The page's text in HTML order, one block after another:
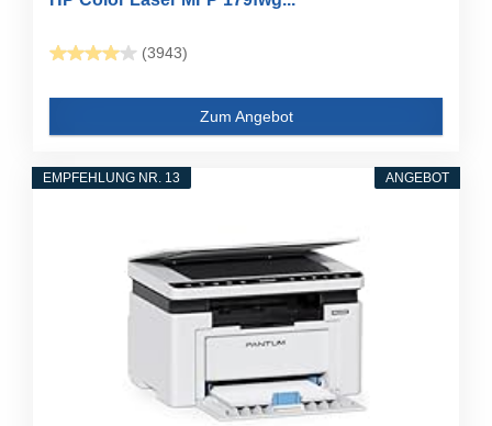
(3943)
Zum Angebot
ANGEBOT
EMPFEHLUNG NR. 13